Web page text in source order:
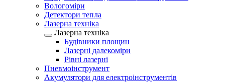
Вологоміри
Детектори тепла
Лазерна техніка
Лазерна техніка
Будівники площин
Лазерні далекоміри
Рівні лазерні
Пневмоінструмент
Акумулятори для електроінструментів